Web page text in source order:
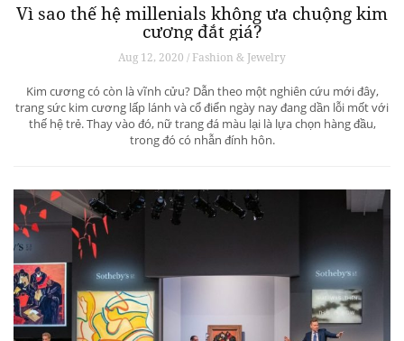
Vì sao thế hệ millenials không ưa chuộng kim
cương đắt giá?
Aug 12, 2020 / Fashion & Jewelry
Kim cương có còn là vĩnh cửu? Dẫn theo một nghiên cứu mới đây,
trang sức kim cương lấp lánh và cổ điển ngày nay đang dần lỗi mốt với
thế hệ trẻ. Thay vào đó, nữ trang đá màu lại là lựa chọn hàng đầu,
trong đó có nhẫn đính hôn.